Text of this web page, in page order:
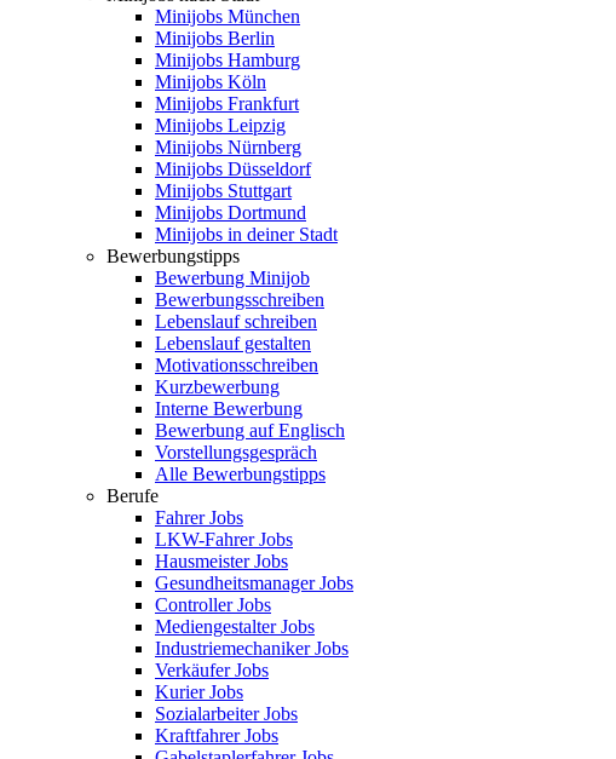
Minijobs München
Minijobs Berlin
Minijobs Hamburg
Minijobs Köln
Minijobs Frankfurt
Minijobs Leipzig
Minijobs Nürnberg
Minijobs Düsseldorf
Minijobs Stuttgart
Minijobs Dortmund
Minijobs in deiner Stadt
Bewerbungstipps
Bewerbung Minijob
Bewerbungsschreiben
Lebenslauf schreiben
Lebenslauf gestalten
Motivationsschreiben
Kurzbewerbung
Interne Bewerbung
Bewerbung auf Englisch
Vorstellungsgespräch
Alle Bewerbungstipps
Berufe
Fahrer Jobs
LKW-Fahrer Jobs
Hausmeister Jobs
Gesundheitsmanager Jobs
Controller Jobs
Mediengestalter Jobs
Industriemechaniker Jobs
Verkäufer Jobs
Kurier Jobs
Sozialarbeiter Jobs
Kraftfahrer Jobs